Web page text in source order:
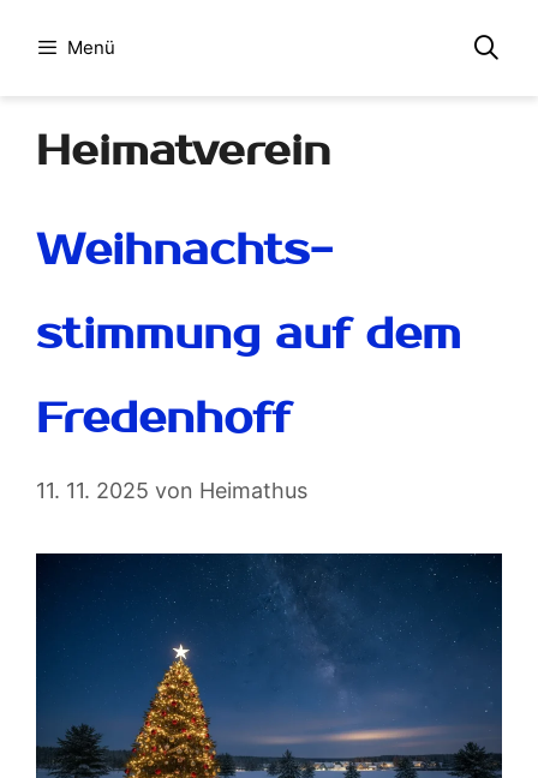
Menü
Heimatverein
Weihnachts-
stimmung auf dem
Fredenhoff
11. 11. 2025 von Heimathus